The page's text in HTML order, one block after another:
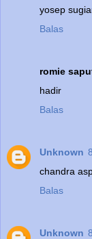
yosep
Balas
romie
hadir
Balas
Unknown
chandra
Balas
Unknown